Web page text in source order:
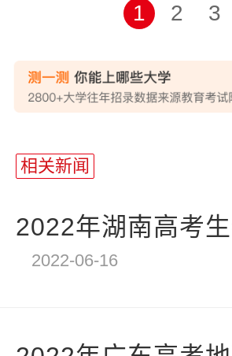
1 2 3
相关新闻
2022年湖南高考
2022-06-16